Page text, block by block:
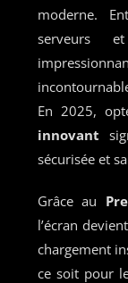
moderne.
serveurs
En 2025,
innovant
sécurisée et
Grâce au
l’écran
chargement
ce soit pour